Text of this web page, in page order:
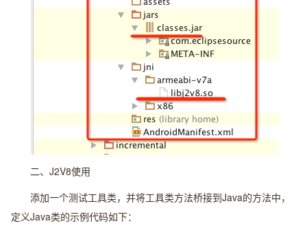
二、J2V8使用
添加一个测试工具类，并将工具类方法桥接到Java的方法中，
定义Java类的示例代码如下：